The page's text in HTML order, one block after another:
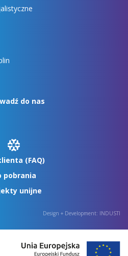
do nas
(FAQ)
pobrania
unijne
Design + Development: INDUSTI